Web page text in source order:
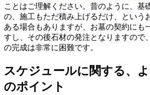
ことはご理解ください。昔のように、基
の、施工もただ積み上げるだけ、という
ある場合もありますが、お墓の契約にも
すし、その後石材の発注となりますので
の完成は非常に困難です。
スケジュールに関する、
のポイント